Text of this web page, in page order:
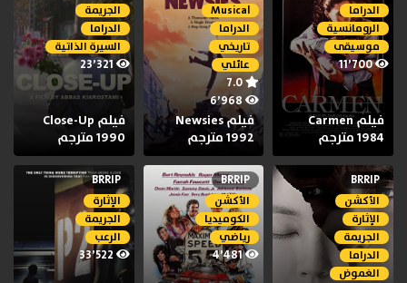
الدراما
الرومانسية
موسيقى
11٬700
فيلم Carmen
1984 مترجم
Musical
الدراما
تاريخي
عائلي
7.0
6٬968
فيلم Newsies
1992 مترجم
الجريمة
الدراما
السيرة الذاتية
23٬321
فيلم Close-Up
1990 مترجم
BRRIP
الأكشن
الإثارة
الجريمة
الدراما
الغموض
BRRIP
الأكشن
الكوميديا
رياضي
4٬481
BRRIP
الإثارة
الجريمة
الرعب